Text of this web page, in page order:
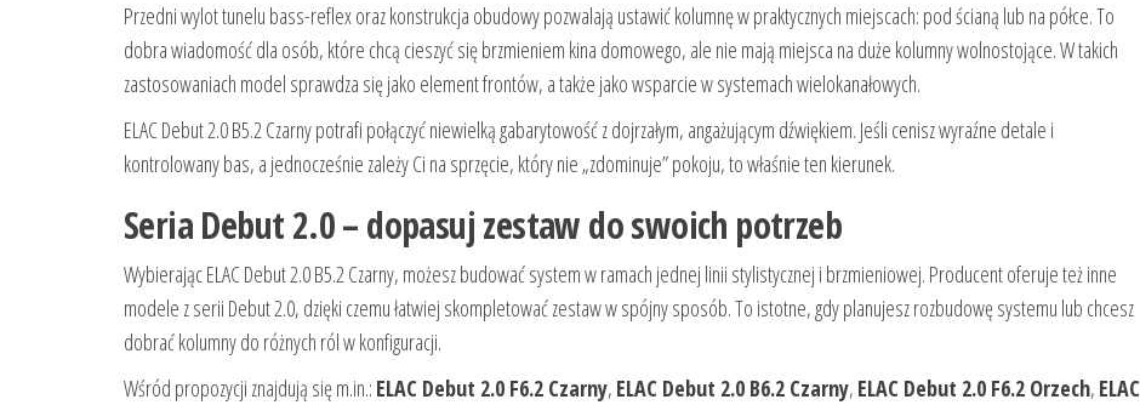
Przedni wylot tunelu bass-reflex oraz konstrukcja obudowy pozwalają ustawić kolumnę w praktycznych miejscach: pod ścianą lub na półce. To
dobra wiadomość dla osób, które chcą cieszyć się brzmieniem kina domowego, ale nie mają miejsca na duże kolumny wolnostojące. W takich
zastosowaniach model sprawdza się jako element frontów, a także jako wsparcie w systemach wielokanałowych.
ELAC Debut 2.0 B5.2 Czarny potrafi połączyć niewielką gabarytowość z dojrzałym, angażującym dźwiękiem. Jeśli cenisz wyraźne detale i
kontrolowany bas, a jednocześnie zależy Ci na sprzęcie, który nie „zdominuje” pokoju, to właśnie ten kierunek.
Seria Debut 2.0 – dopasuj zestaw do swoich potrzeb
Wybierając ELAC Debut 2.0 B5.2 Czarny, możesz budować system w ramach jednej linii stylistycznej i brzmieniowej. Producent oferuje też inne
modele z serii Debut 2.0, dzięki czemu łatwiej skompletować zestaw w spójny sposób. To istotne, gdy planujesz rozbudowę systemu lub chcesz
dobrać kolumny do różnych ról w konfiguracji.
Wśród propozycji znajdują się m.in.: ELAC Debut 2.0 F6.2 Czarny, ELAC Debut 2.0 B6.2 Czarny, ELAC Debut 2.0 F6.2 Orzech, ELAC